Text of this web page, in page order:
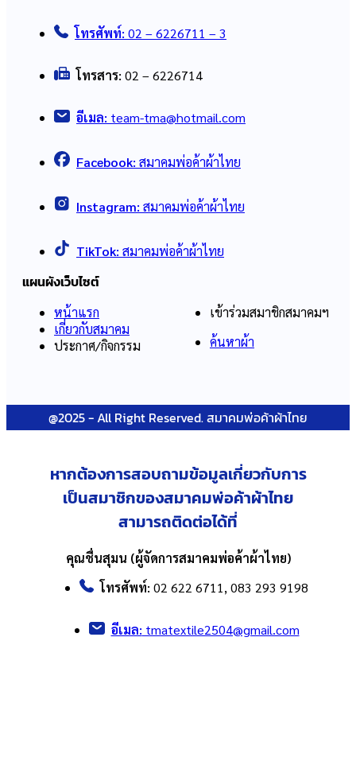
โทรศัพท์: 02 – 6226711 – 3
โทรสาร: 02 – 6226714
อีเมล: team-tma@hotmail.com
Facebook: สมาคมพ่อค้าผ้าไทย
Instagram: สมาคมพ่อค้าผ้าไทย
TikTok: สมาคมพ่อค้าผ้าไทย
แผนผังเว็บไซต์
หน้าแรก
เกี่ยวกับสมาคม
ประกาศ/กิจกรรม
เข้าร่วมสมาชิกสมาคมฯ
ค้นหาผ้า
@2025 - All Right Reserved. สมาคมพ่อค้าผ้าไทย
หากต้องการสอบถามข้อมูลเกี่ยวกับการ
เป็นสมาชิกของสมาคมพ่อค้าผ้าไทย
สามารถติดต่อได้ที่
คุณชื่นสุมน (ผู้จัดการสมาคมพ่อค้าผ้าไทย)
โทรศัพท์: 02 622 6711, 083 293 9198
อีเมล: tmatextile2504@gmail.com